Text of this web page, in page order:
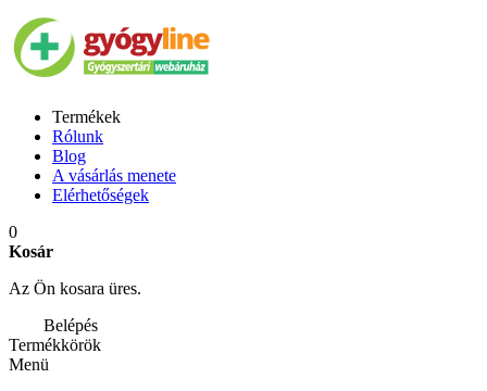
Termékek
Rólunk
Blog
A vásárlás menete
Elérhetőségek
0
Kosár
Az Ön kosara üres.
Belépés
Termékkörök
Menü